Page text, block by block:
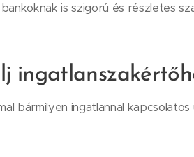
is szigorú és részletes
bármilyen ingatlannal